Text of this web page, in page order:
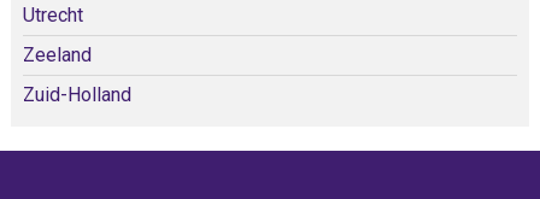
Utrecht
Zeeland
Zuid-Holland